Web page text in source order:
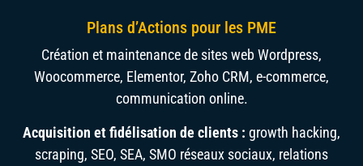
Plans d’Actions pour les PME
Création et maintenance de sites web Wordpress,
Woocommerce, Elementor, Zoho CRM, e-commerce,
communication online.
Acquisition et fidélisation de clients : growth hacking,
scraping, SEO, SEA, SMO réseaux sociaux, relations